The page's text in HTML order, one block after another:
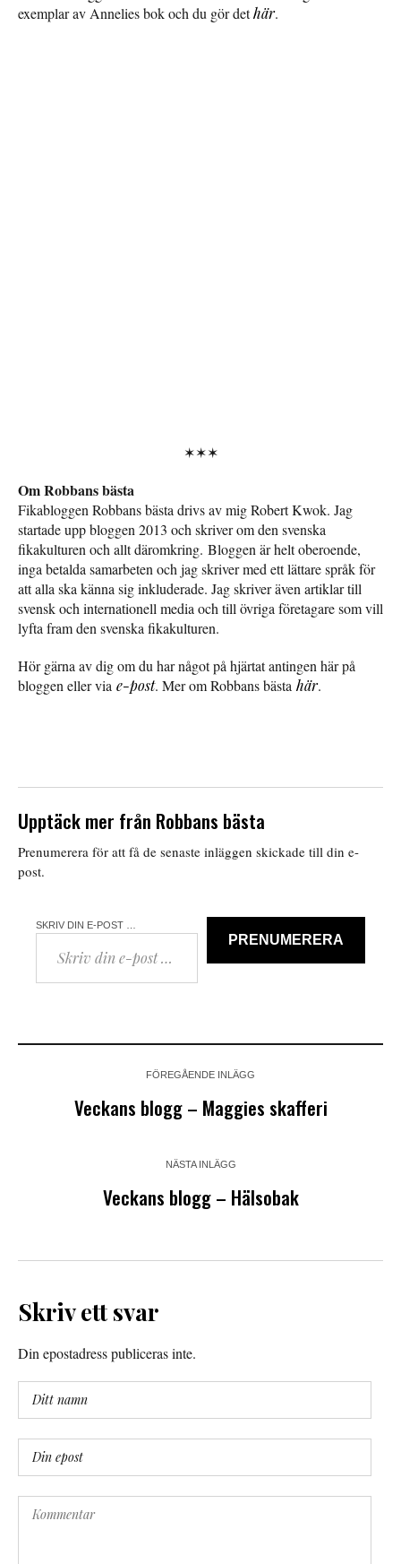
exemplar av Annelies bok och du gör dethär.
✶✶✶
Om Robbans bästa
Fikabloggen Robbans bästa drivs av mig Robert Kwok. Jag
startade upp bloggen 2013 och skriver om den svenska
fikakulturen och allt däromkring. Bloggen är helt oberoende,
inga betalda samarbeten och jag skriver med ett lättare språk för
att alla ska känna sig inkluderade. Jag skriver även artiklar till
svensk och internationell media och till övriga företagare som vill
lyfta fram den svenska fikakulturen.
Hör gärna av dig om du har något på hjärtat antingen här på
bloggen eller via e-post. Mer om Robbans bästa här.
Upptäck mer från Robbans bästa
Prenumerera för att få de senaste inläggen skickade till din e-
post.
SKRIV DIN E-POST …
PRENUMERERA
FÖREGÅENDE INLÄGG
Veckans blogg – Maggies skafferi
NÄSTA INLÄGG
Veckans blogg – Hälsobak
Skriv ett svar
Din epostadress publiceras inte.